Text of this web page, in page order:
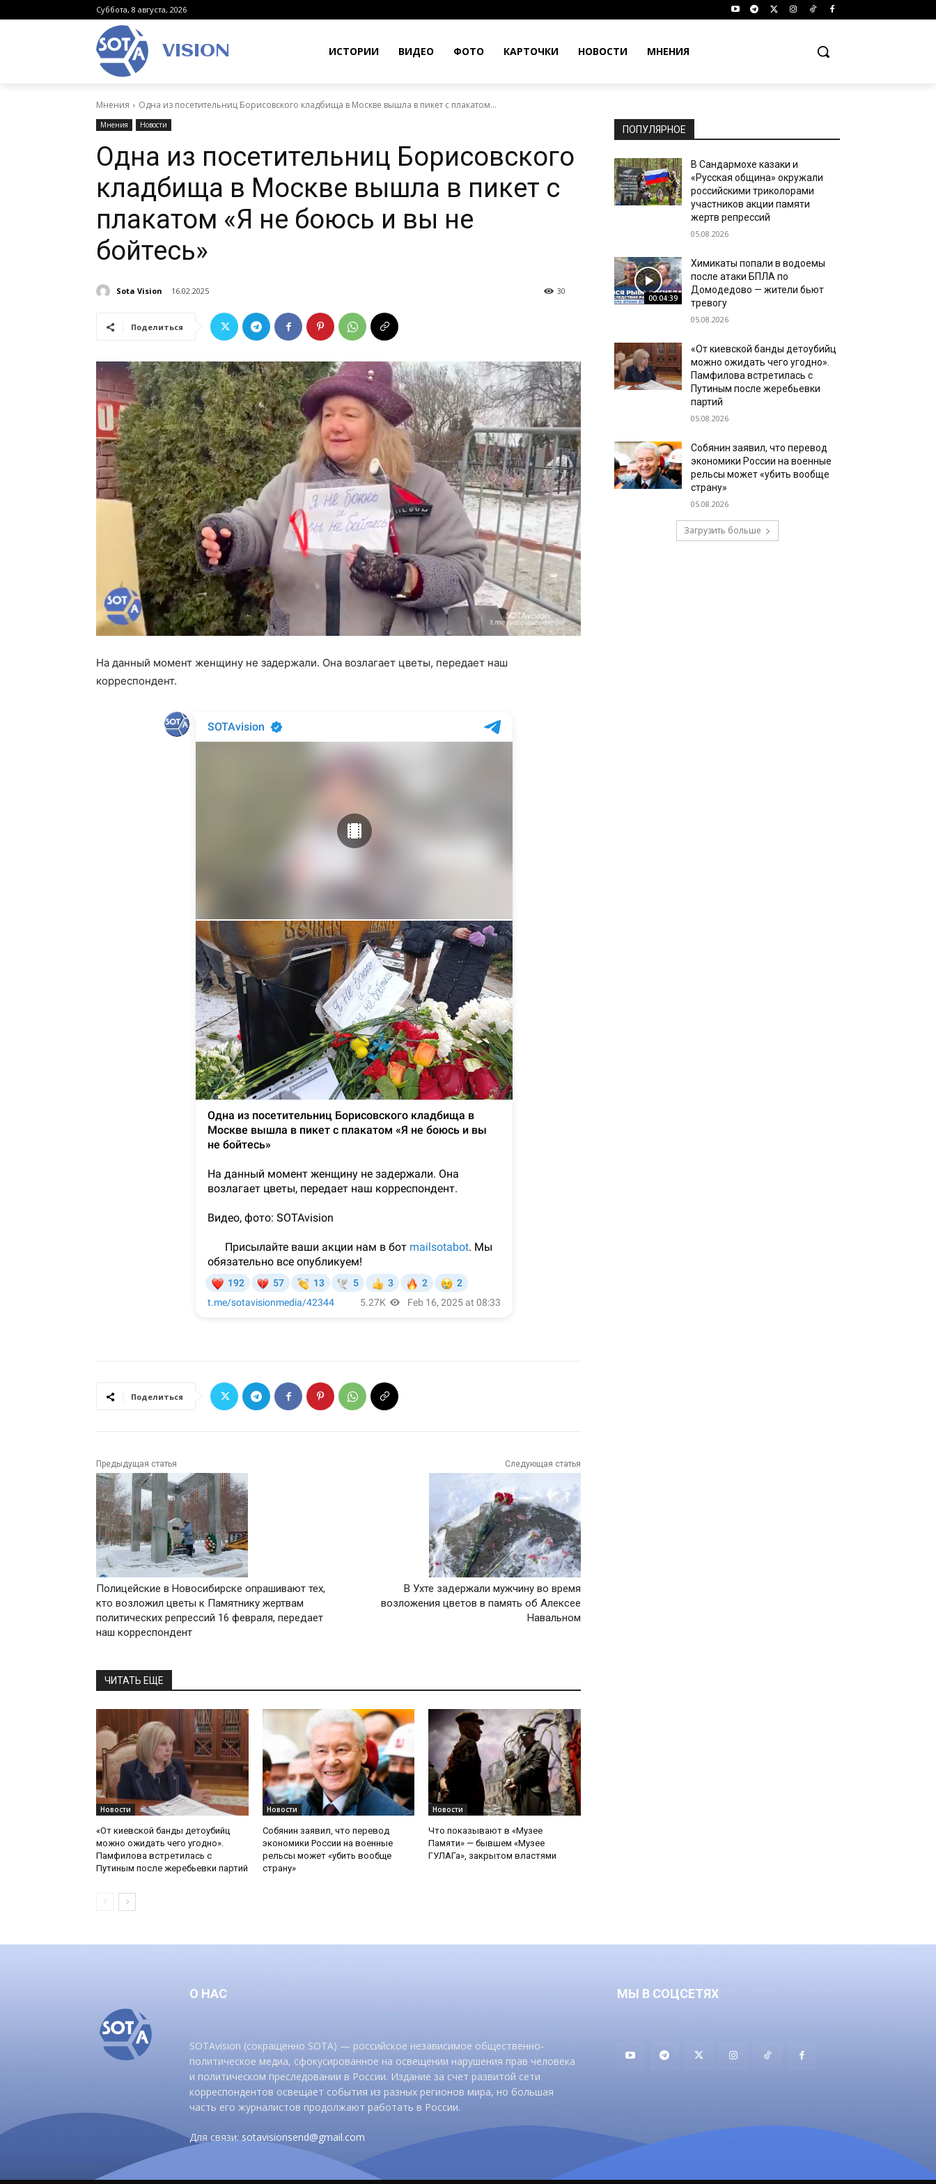
Суббота, 8 августа, 2026
VISION ИСТОРИИ ВИДЕО ФОТО КАРТОЧКИ НОВОСТИ МНЕНИЯ
Мнения Одна из посетительниц Борисовского кладбища в Москве вышла в пикет с плакатом...
Мнения Новости
Одна из посетительниц Борисовского
кладбища в Москве вышла в пикет с
плакатом «Я не боюсь и вы не
бойтесь»
Sota Vision 16.02.2025 30
Поделиться
На данный момент женщину не задержали. Она возлагает цветы, передает наш
корреспондент.
Поделиться
Предыдущая статья
Полицейские в Новосибирске опрашивают тех,
кто возложил цветы к Памятнику жертвам
политических репрессий 16 февраля, передает
наш корреспондент
Следующая статья
В Ухте задержали мужчину во время
возложения цветов в память об Алексее
Навальном
ЧИТАТЬ ЕЩЕ
Новости
«От киевской банды детоубийц
можно ожидать чего угодно».
Памфилова встретилась с
Путиным после жеребьевки партий
Новости
Собянин заявил, что перевод
экономики России на военные
рельсы может «убить вообще
страну»
Новости
Что показывают в «Музее
Памяти» — бывшем «Музее
ГУЛАГа», закрытом властями
ПОПУЛЯРНОЕ
В Сандармохе казаки и
«Русская община» окружали
российскими триколорами
участников акции памяти
жертв репрессий
05.08.2026
00:04:39
Химикаты попали в водоемы
после атаки БПЛА по
Домодедово — жители бьют
тревогу
05.08.2026
«От киевской банды детоубийц
можно ожидать чего угодно».
Памфилова встретилась с
Путиным после жеребьевки
партий
05.08.2026
Собянин заявил, что перевод
экономики России на военные
рельсы может «убить вообще
страну»
05.08.2026
Загрузить больше
О НАС
SOTAvision (сокращенно SOTA) — российское независимое общественно-
политическое медиа, сфокусированное на освещении нарушения прав человека
и политическом преследовании в России. Издание за счет развитой сети
корреспондентов освещает события из разных регионов мира, но большая
часть его журналистов продолжают работать в России.
Для связи:sotavisionsend@gmail.com
МЫ В СОЦСЕТЯХ